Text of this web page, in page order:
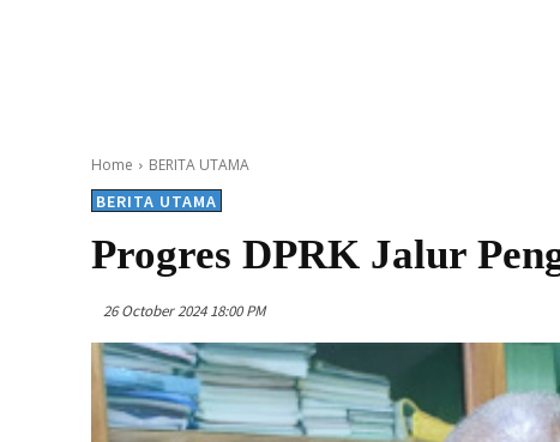
Home BERITA UTAMA
BERITA UTAMA
Progres DPRK Jalur
26 October 2024 18:00 PM